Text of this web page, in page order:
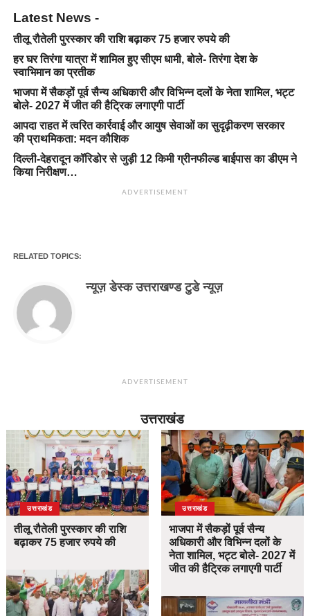
Latest News -
तीलू रौतेली पुरस्कार की राशि बढ़ाकर 75 हजार रुपये की
हर घर तिरंगा यात्रा में शामिल हुए सीएम धामी, बोले- तिरंगा देश के
स्वाभिमान का प्रतीक
भाजपा में सैकड़ों पूर्व सैन्य अधिकारी और विभिन्न दलों के नेता शामिल, भट्ट
बोले- 2027 में जीत की हैट्रिक लगाएगी पार्टी
आपदा राहत में त्वरित कार्रवाई और आयुष सेवाओं का सुदृढ़ीकरण सरकार
की प्राथमिकता: मदन कौशिक
दिल्ली-देहरादून कॉरिडोर से जुड़ी 12 किमी ग्रीनफील्ड बाईपास का डीएम ने
किया निरीक्षण…
ADVERTISEMENT
RELATED TOPICS:
न्यूज़ डेस्क उत्तराखण्ड टुडे न्यूज़
ADVERTISEMENT
उत्तराखंड
उत्तराखंड
तीलू रौतेली पुरस्कार की राशि
बढ़ाकर 75 हजार रुपये की
उत्तराखंड
भाजपा में सैकड़ों पूर्व सैन्य
अधिकारी और विभिन्न दलों के
नेता शामिल, भट्ट बोले- 2027 में
जीत की हैट्रिक लगाएगी पार्टी